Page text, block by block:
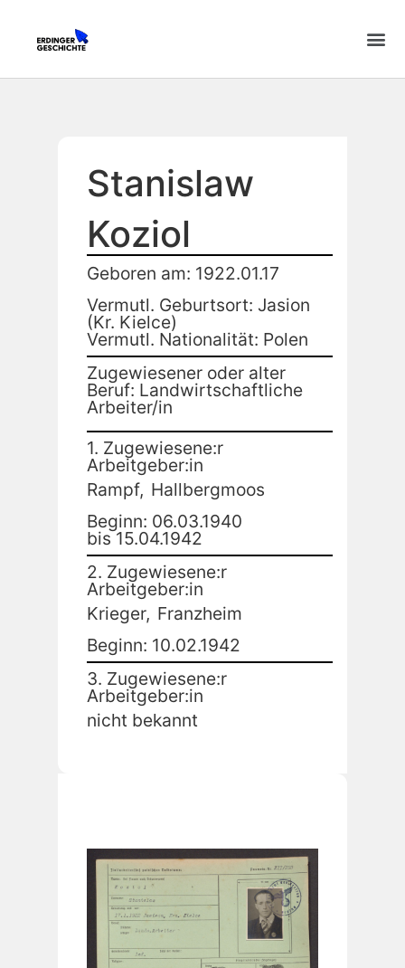
Stanislaw
Koziol
Geboren am: 1922.01.17
Vermutl. Geburtsort: Jasion
(Kr. Kielce)
Vermutl. Nationalität: Polen
Zugewiesener oder alter
Beruf: Landwirtschaftliche
Arbeiter/in
1. Zugewiesene:r
Arbeitgeber:in
Rampf, Hallbergmoos
Beginn: 06.03.1940
bis 15.04.1942
2. Zugewiesene:r
Arbeitgeber:in
Krieger, Franzheim
Beginn: 10.02.1942
3. Zugewiesene:r
Arbeitgeber:in
nicht bekannt